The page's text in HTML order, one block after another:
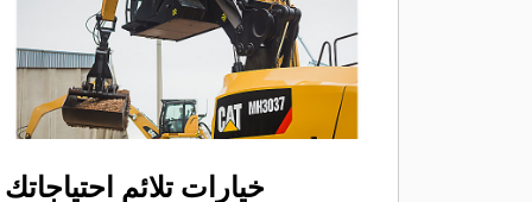
خيارات تلائم احتياجاتك